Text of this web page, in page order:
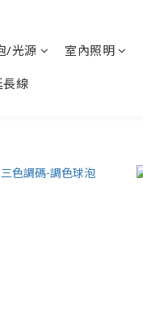
/光源 室內照明
長線